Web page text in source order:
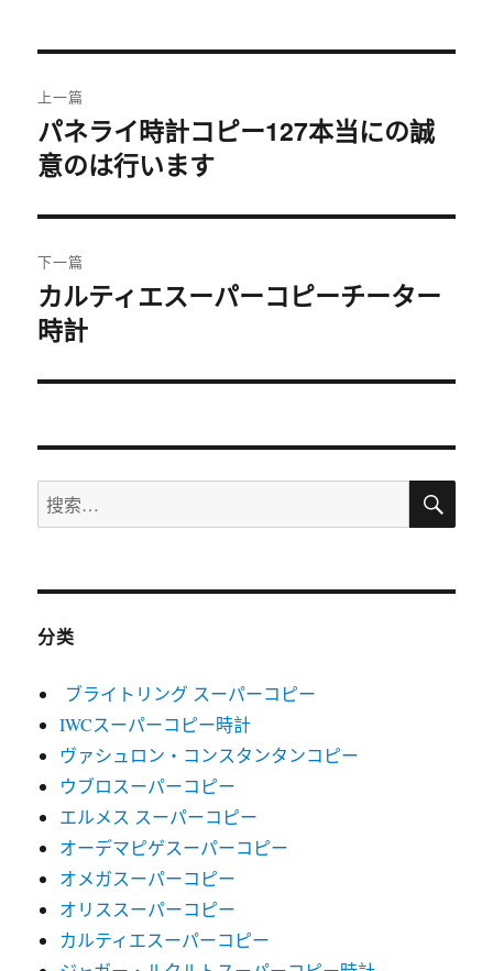
章
导
航
上一篇
上
篇
章：
パネライ時計コピー127本当にの誠
意のは行います
下一篇
下
篇
章：
カルティエスーパーコピーチーター
時計
搜
索：
搜
分类
ブライトリング スーパーコピー
IWCスーパーコピー時計
ヴァシュロン・コンスタンタンコピー
ウブロスーパーコピー
エルメス スーパーコピー
オーデマピゲスーパーコピー
オメガスーパーコピー
オリススーパーコピー
カルティエスーパーコピー